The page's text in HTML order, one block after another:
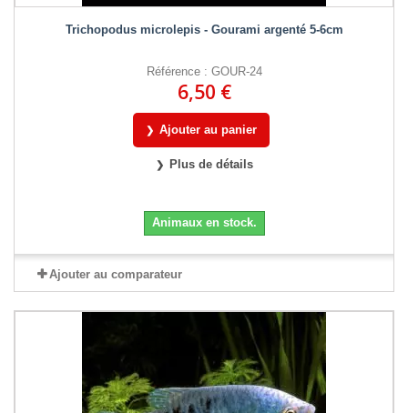
Trichopodus microlepis - Gourami argenté 5-6cm
Référence : GOUR-24
6,50 €
Ajouter au panier
Plus de détails
Animaux en stock.
Ajouter au comparateur